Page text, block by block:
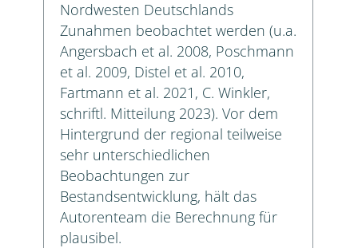
Nordwesten Deutschlands
Zunahmen beobachtet werden (u.a.
Angersbach et al. 2008, Poschmann
et al. 2009, Distel et al. 2010,
Fartmann et al. 2021, C. Winkler,
schriftl. Mitteilung 2023). Vor dem
Hintergrund der regional teilweise
sehr unterschiedlichen
Beobachtungen zur
Bestandsentwicklung, hält das
Autorenteam die Berechnung für
plausibel.